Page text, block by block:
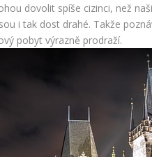
dovolit spíše cizinci, než
i tak dost drahé. Takže
pobyt výrazně prodraží.